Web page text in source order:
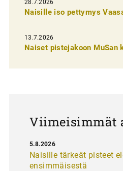
s
e
l
28.7.2026
Naisille iso pettymys
13.7.2026
Naiset pistejakoon MuSan
Viimeisimmät
Naisille tärkeät pisteet
ensimmäisestä
5.8.2026